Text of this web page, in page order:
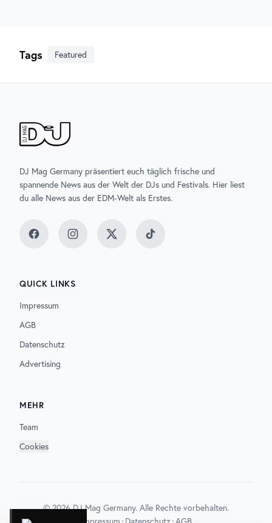
Tags Featured
DJ Mag Germany präsentiert euch täglich frische und
spannende News aus der Welt der DJs und Festivals. Hier liest
du alle News aus der EDM-Welt als Erstes.
FacebookInstagramTwitter TikTok
QUICK LINKS
Impressum
AGB
Datenschutz
Advertising
MEHR
Team
Cookies
©2026DJ Mag Germany. Alle Rechte vorbehalten.